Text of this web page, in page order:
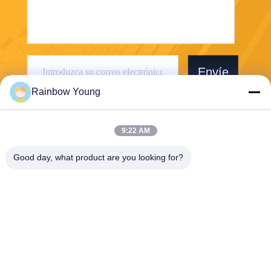
Envíe
Rainbow Young
9:22 AM
Good day, what product are you looking for?